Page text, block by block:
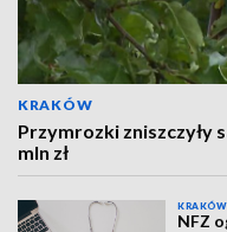
KRAKÓW
Przymrozki zniszczyły
mln zł
KRAKÓW
NFZ